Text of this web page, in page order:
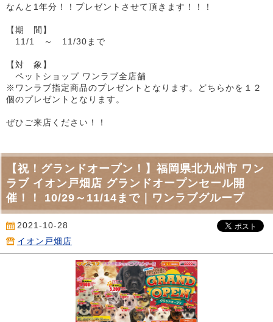
なんと1年分！！プレゼントさせて頂きます！！！
【期 間】
11/1 ～ 11/30まで
【対 象】
ペットショップ ワンラブ全店舗
※ワンラブ指定商品のプレゼントとなります。どちらかを１２
個のプレゼントとなります。
ぜひご来店ください！！
【祝！グランドオープン！】福岡県北九州市 ワン
ラブ イオン戸畑店 グランドオープンセール開
催！！ 10/29～11/14まで｜ワンラブグループ
2021-10-28
イオン戸畑店